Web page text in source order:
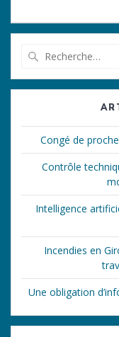
l’article
Congé de
Contrôle
Intelligence
Incendies en
Une obligation